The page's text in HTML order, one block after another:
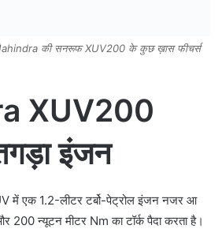
की सनरूफ XUV200 के कुछ ख़ास फीचर्स
XUV200
इंजन
में एक 1.2-लीटर टर्बो-पेट्रोल इंजन नजर आ
200 न्यूटन मीटर Nm का टॉर्क पैदा करता है।